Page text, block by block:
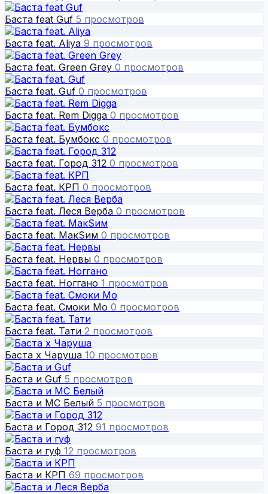
Баста feat Guf 5 просмотров
Баста feat. Aliya 9 просмотров
Баста feat. Green Grey 0 просмотров
Баста feat. Guf 0 просмотров
Баста feat. Rem Digga 0 просмотров
Баста feat. Бумбокс 0 просмотров
Баста feat. Город 312 0 просмотров
Баста feat. КРП 0 просмотров
Баста feat. Леся Верба 0 просмотров
Баста feat. МакSим 0 просмотров
Баста feat. Нервы 0 просмотров
Баста feat. Ноггано 1 просмотров
Баста feat. Смоки Мо 0 просмотров
Баста feat. Тати 2 просмотров
Баста x Чаруша 10 просмотров
Баста и Guf 5 просмотров
Баста и MC Белый 5 просмотров
Баста и Город 312 91 просмотров
Баста и гуф 12 просмотров
Баста и КРП 69 просмотров